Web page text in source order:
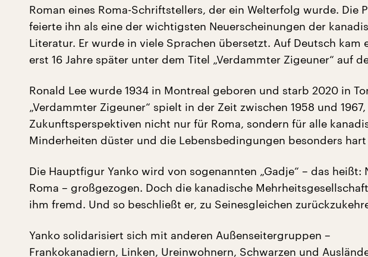
Roman eines Roma-Schriftstellers, der ein Welterfolg wurde. Die
feierte ihn als eine der wichtigsten Neuerscheinungen der
Literatur. Er wurde in viele Sprachen übersetzt. Auf Deutsch kam
erst 16 Jahre später unter dem Titel „Verdammter Zigeuner“ auf
Ronald Lee wurde 1934 in Montreal geboren und starb 2020 in
„Verdammter Zigeuner“ spielt in der Zeit zwischen 1958 und
Zukunftsperspektiven nicht nur für Roma, sondern für alle
Minderheiten düster und die Lebensbedingungen besonders hart
Die Hauptfigur Yanko wird von sogenannten „Gadje“ – das heißt:
Roma – großgezogen. Doch die kanadische
ihm fremd. Und so beschließt er, zu Seinesgleichen
Yanko solidarisiert sich mit anderen Außenseitergruppen –
Frankokanadiern, Linken, Ureinwohnern, Schwarzen und